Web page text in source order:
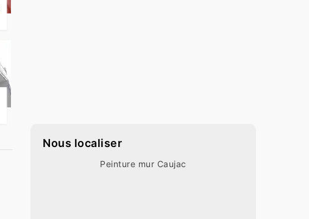
Nous localiser
Peinture mur Caujac